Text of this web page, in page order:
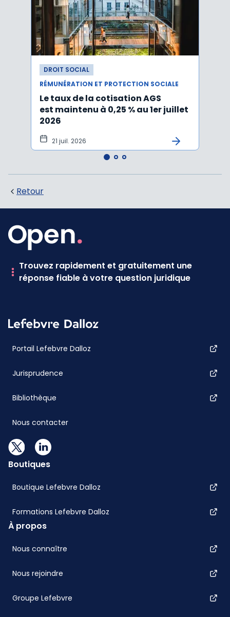
DROIT SOCIAL
RÉMUNÉRATION ET PROTECTION SOCIALE
Le taux de la cotisation AGS
est maintenu à 0,25 % au 1er juillet
2026
21 juil. 2026
Retour
Trouvez rapidement et gratuitement une
réponse fiable à votre question juridique
Portail Lefebvre Dalloz
Jurisprudence
Bibliothèque
Nous contacter
Boutiques
Boutique Lefebvre Dalloz
Formations Lefebvre Dalloz
À propos
Nous connaître
Nous rejoindre
Groupe Lefebvre